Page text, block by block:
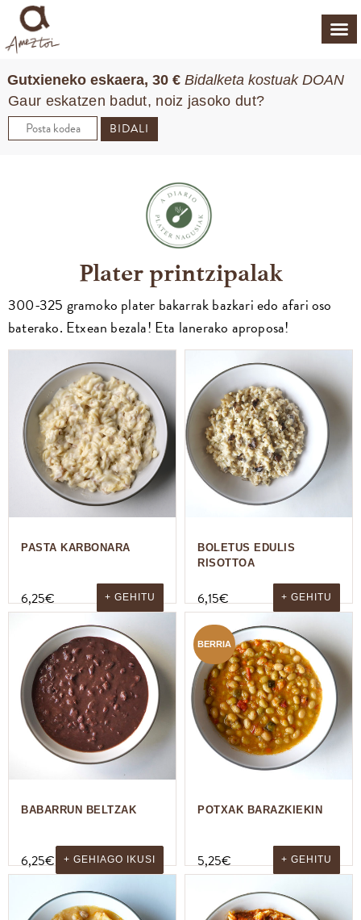
Gaur eskatzen badut, noiz jasoko dut?
BIDALI
Gutxieneko eskaera, 30 € Bidalketa kostuak DOAN
Plater printzipalak
300-325 gramoko plater bakarrak bazkari edo afari oso
baterako. Etxean bezala! Eta lanerako aproposa!
PASTA KARBONARA
6,25€ + GEHITU
BOLETUS EDULIS
RISOTTOA
6,15€ + GEHITU
BABARRUN BELTZAK
6,25€ + GEHIAGO IKUSI
BERRIA
POTXAK BARAZKIEKIN
5,25€ + GEHITU